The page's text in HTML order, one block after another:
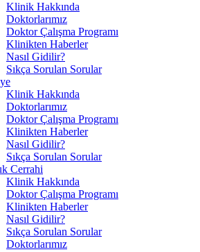
Klinik Hakkında
Doktorlarımız
Doktor Çalışma Programı
Klinikten Haberler
Nasıl Gidilir?
Sıkça Sorulan Sorular
Klinik Hakkında
Doktorlarımız
Doktor Çalışma Programı
Klinikten Haberler
Nasıl Gidilir?
Sıkça Sorulan Sorular
Cerrahi
Klinik Hakkında
Doktor Çalışma Programı
Klinikten Haberler
Nasıl Gidilir?
Sıkça Sorulan Sorular
Doktorlarımız